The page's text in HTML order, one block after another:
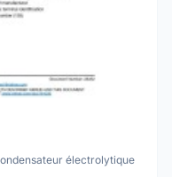
électrolytique